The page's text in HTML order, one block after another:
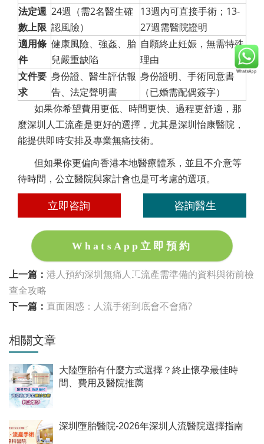
法定週
數上限
24週（需2名醫生確
認風險）
13週內可直接手術；13-
27週需醫院證明
適用條
件
健康風險、強姦、胎
兒嚴重缺陷
自願終止妊娠，無需特殊
理由
文件要
求
身份證、醫生評估報
告、法定聲明書
身份證明、手術同意書
（已婚需配偶簽字）
如果你希望費用更低、時間更快、過程更舒適，那
麼深圳人工流產是更好的選擇，尤其是深圳怡康醫院，
能提供即時安排及專業無痛技術。
但如果你更偏向香港本地醫療體系，並且不介意等
待時間，公立醫院與家計會也是可考慮的選項。
立即咨詢 咨詢醫生
WhatsApp立即預約
上一篇： 港人預約深圳無痛人工流產需準備的資料與術前檢
查全攻略
下一篇： 直面困惑：人流手術到底會不會痛?
相關文章
大陸墮胎有什麼方式選擇？終止懷孕最佳時
間、費用及醫院推薦
深圳墮胎醫院-2026年深圳人流醫院選擇指南